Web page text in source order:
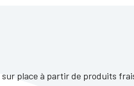
place à partir de produits